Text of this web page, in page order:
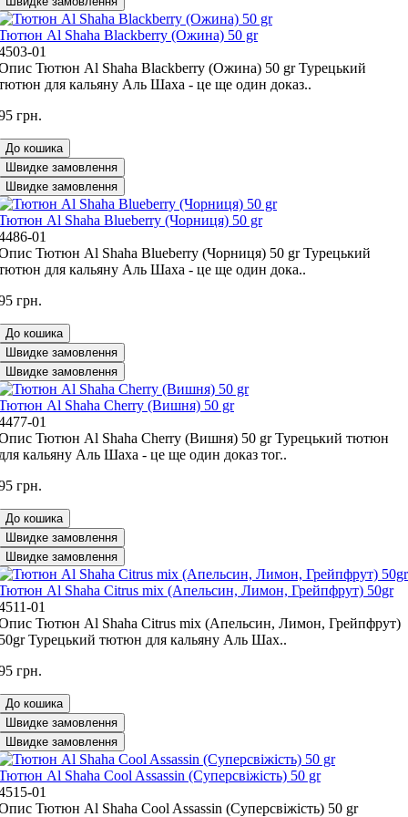
Al Shaha Blackberry (Ожина) 50 gr
01
Тютюн Al Shaha Blackberry (Ожина) 50 gr Турецький
для кальяну Аль Шаха - це ще один доказ..
грн.
До кошика
Швидке замовлення
Швидке замовлення
Al Shaha Blueberry (Чорниця) 50 gr
01
Тютюн Al Shaha Blueberry (Чорниця) 50 gr Турецький
для кальяну Аль Шаха - це ще один дока..
грн.
До кошика
Швидке замовлення
Швидке замовлення
Al Shaha Cherry (Вишня) 50 gr
01
Тютюн Al Shaha Cherry (Вишня) 50 gr Турецький тютюн
кальяну Аль Шаха - це ще один доказ тог..
грн.
До кошика
Швидке замовлення
Швидке замовлення
Al Shaha Citrus mix (Апельсин, Лимон, Грейпфрут) 50gr
01
Тютюн Al Shaha Citrus mix (Апельсин, Лимон, Грейпфрут)
Турецький тютюн для кальяну Аль Шах..
грн.
До кошика
Швидке замовлення
Швидке замовлення
Al Shaha Cool Assassin (Суперсвіжість) 50 gr
01
Тютюн Al Shaha Cool Assassin (Суперсвіжість) 50 gr